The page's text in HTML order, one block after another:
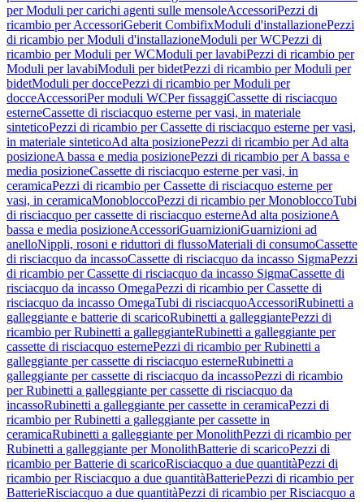
per Moduli per carichi agenti sulle mensoleAccessoriPezzi di
ricambio per AccessoriGeberit CombifixModuli d'installazionePezzi
di ricambio per Moduli d'installazioneModuli per WCPezzi di
ricambio per Moduli per WCModuli per lavabiPezzi di ricambio per
Moduli per lavabiModuli per bidetPezzi di ricambio per Moduli per
bidetModuli per doccePezzi di ricambio per Moduli per
docceAccessoriPer moduli WCPer fissaggiCassette di risciacquo
esterneCassette di risciacquo esterne per vasi, in materiale
sinteticoPezzi di ricambio per Cassette di risciacquo esterne per vasi,
in materiale sinteticoAd alta posizionePezzi di ricambio per Ad alta
posizioneA bassa e media posizionePezzi di ricambio per A bassa e
media posizioneCassette di risciacquo esterne per vasi, in
ceramicaPezzi di ricambio per Cassette di risciacquo esterne per
vasi, in ceramicaMonobloccoPezzi di ricambio per MonobloccoTubi
di risciacquo per cassette di risciacquo esterneAd alta posizioneA
bassa e media posizioneAccessoriGuarnizioniGuarnizioni ad
anelloNippli, rosoni e riduttori di flussoMateriali di consumoCassette
di risciacquo da incassoCassette di risciacquo da incasso SigmaPezzi
di ricambio per Cassette di risciacquo da incasso SigmaCassette di
risciacquo da incasso OmegaPezzi di ricambio per Cassette di
risciacquo da incasso OmegaTubi di risciacquoAccessoriRubinetti a
galleggiante e batterie di scaricoRubinetti a galleggiantePezzi di
ricambio per Rubinetti a galleggianteRubinetti a galleggiante per
cassette di risciacquo esternePezzi di ricambio per Rubinetti a
galleggiante per cassette di risciacquo esterneRubinetti a
galleggiante per cassette di risciacquo da incassoPezzi di ricambio
per Rubinetti a galleggiante per cassette di risciacquo da
incassoRubinetti a galleggiante per cassette in ceramicaPezzi di
ricambio per Rubinetti a galleggiante per cassette in
ceramicaRubinetti a galleggiante per MonolithPezzi di ricambio per
Rubinetti a galleggiante per MonolithBatterie di scaricoPezzi di
ricambio per Batterie di scaricoRisciacquo a due quantitàPezzi di
ricambio per Risciacquo a due quantitàBatteriePezzi di ricambio per
BatterieRisciacquo a due quantitàPezzi di ricambio per Risciacquo a